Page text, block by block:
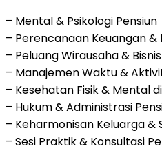
– Mental & Psikologi Pensiun
– Perencanaan Keuangan &
– Peluang Wirausaha &
– Manajemen Waktu &
– Kesehatan Fisik & Mental
– Hukum & Administrasi
– Keharmonisan Keluarga &
– Sesi Praktik & Konsultasi